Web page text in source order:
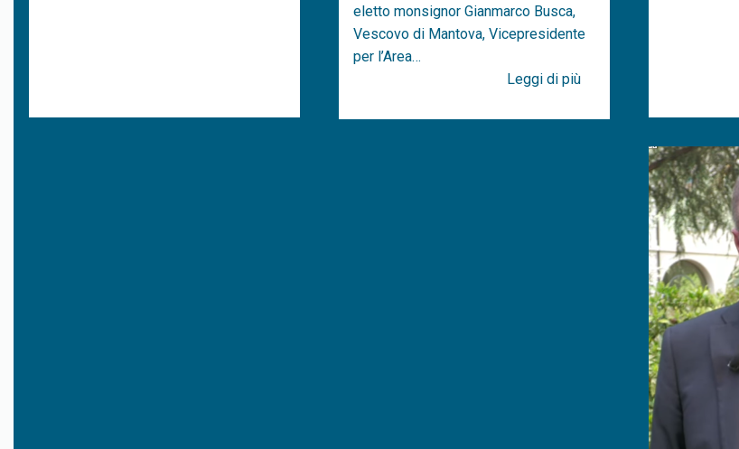
eletto monsignor Gianmarco Busca,
Vescovo di Mantova, Vicepresidente
per l’Area…
Leggi di più